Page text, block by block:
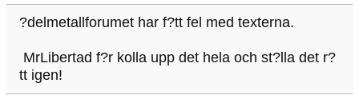
?delmetallforumet har f?tt fel med texterna.
MrLibertad f?r kolla upp det hela och st?lla det r?
tt igen!